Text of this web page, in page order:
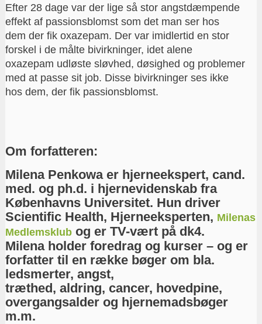
Efter 28 dage var der lige så stor angstdæmpende
effekt af passionsblomst som det man ser hos
dem der fik oxazepam. Der var imidlertid en stor
forskel i de målte bivirkninger, idet alene
oxazepam udløste sløvhed, døsighed og problemer
med at passe sit job. Disse bivirkninger ses ikke
hos dem, der fik passionsblomst.
Om forfatteren:
Milena Penkowa er hjerneekspert, cand.
med. og ph.d. i hjernevidenskab fra
Københavns Universitet. Hun driver
Scientific Health, Hjerneeksperten, Milenas
Medlemsklubog er TV-vært på dk4.
Milena holder foredrag og kurser – og er
forfatter til en række bøger om bla.
ledsmerter, angst,
træthed, aldring, cancer, hovedpine,
overgangsalder og hjernemadsbøger
m.m.